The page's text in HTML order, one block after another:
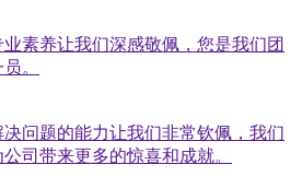
素养让我们深感敬佩，您是我们团
。
问题的能力让我们非常钦佩，我们
司带来更多的惊喜和成就。